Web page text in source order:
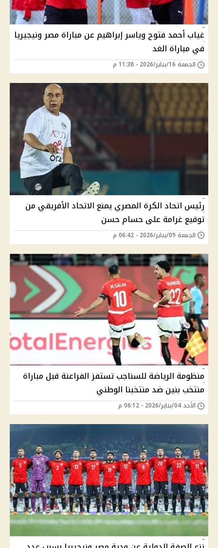
غياب أحمد فتوح وياسر إبراهيم عن مباراة مصر ونيجيريا
في مباراة الغد
الجمعة 16/يناير/2026 - 11:38 م
رئيس اتحاد الكرة المصري يمنع الاتحاد الأفريقي من
توقيع غرامة على حسام حسن
الجمعة 09/يناير/2026 - 06:42 م
منظومة الرياضة للسناجب تستفز الفراعنة قبل مباراة
منتخب بنين ضد منتخبنا الوطني
الأحد 04/يناير/2026 - 06:12 م